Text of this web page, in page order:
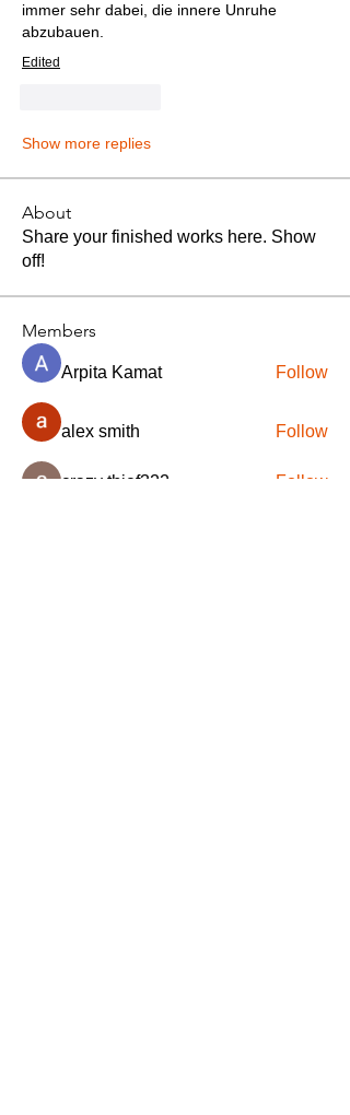
immer sehr dabei, die innere Unruhe
abzubauen.
Edited
Show more replies
About
Share your finished works here. Show
off!
Members
Arpita Kamat Follow
alex smith Follow
crazy thief322 Follow